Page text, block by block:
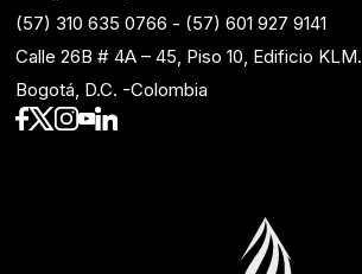
(57) 310 635 0766 - (57) 601 927 9141
Calle 26B # 4A – 45, Piso 10, Edificio KLM.
Bogotá, D.C. -Colombia